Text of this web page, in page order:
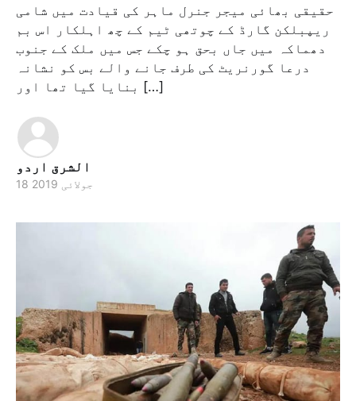
حقیقی بھائی میجر جنرل ماہر کی قیادت میں شامی
ریپبلکن گارڈ کے چوتھی ٹیم کے چھ اہلکار اس بم
دھماکہ میں جاں بحق ہو چکے جس میں ملک کے جنوب
درعا گورنریٹ کی طرف جانے والے بس کو نشانہ
بنایا گیا تھا اور […]
الشرق اردو
18 جولائی 2019